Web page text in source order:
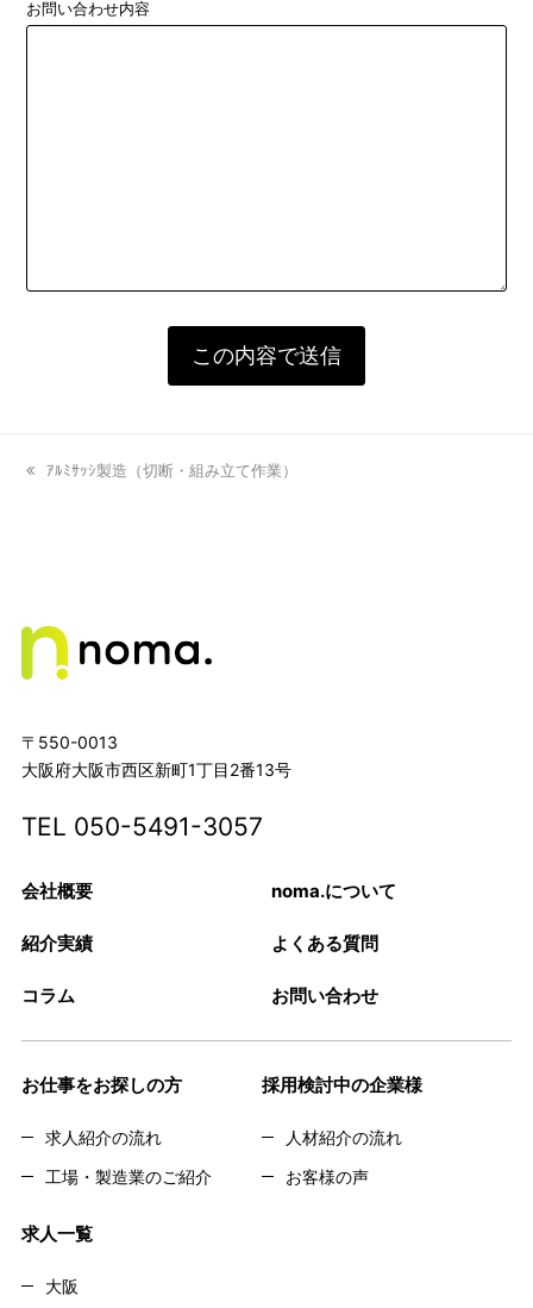
お問い合わせ内容
previous
ｱﾙﾐｻｯｼ製造（切断・組み立て作業）
〒550-0013
大阪府大阪市西区新町1丁目2番13号
TEL 050-5491-3057
会社概要 noma.について
紹介実績 よくある質問
コラム お問い合わせ
お仕事をお探しの方
求人紹介の流れ
工場・製造業のご紹介
採用検討中の企業様
人材紹介の流れ
お客様の声
求人一覧
大阪